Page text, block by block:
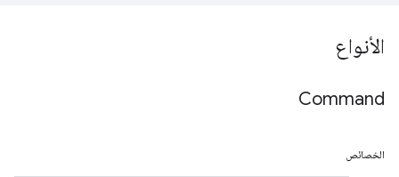
الأنواع
Command
الخصائص